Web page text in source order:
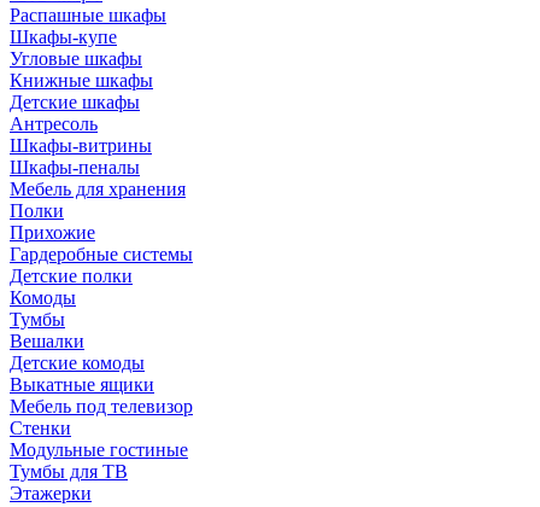
Распашные шкафы
Шкафы-купе
Угловые шкафы
Книжные шкафы
Детские шкафы
Антресоль
Шкафы-витрины
Шкафы-пеналы
Мебель для хранения
Полки
Прихожие
Гардеробные системы
Детские полки
Комоды
Тумбы
Вешалки
Детские комоды
Выкатные ящики
Мебель под телевизор
Стенки
Модульные гостиные
Тумбы для ТВ
Этажерки